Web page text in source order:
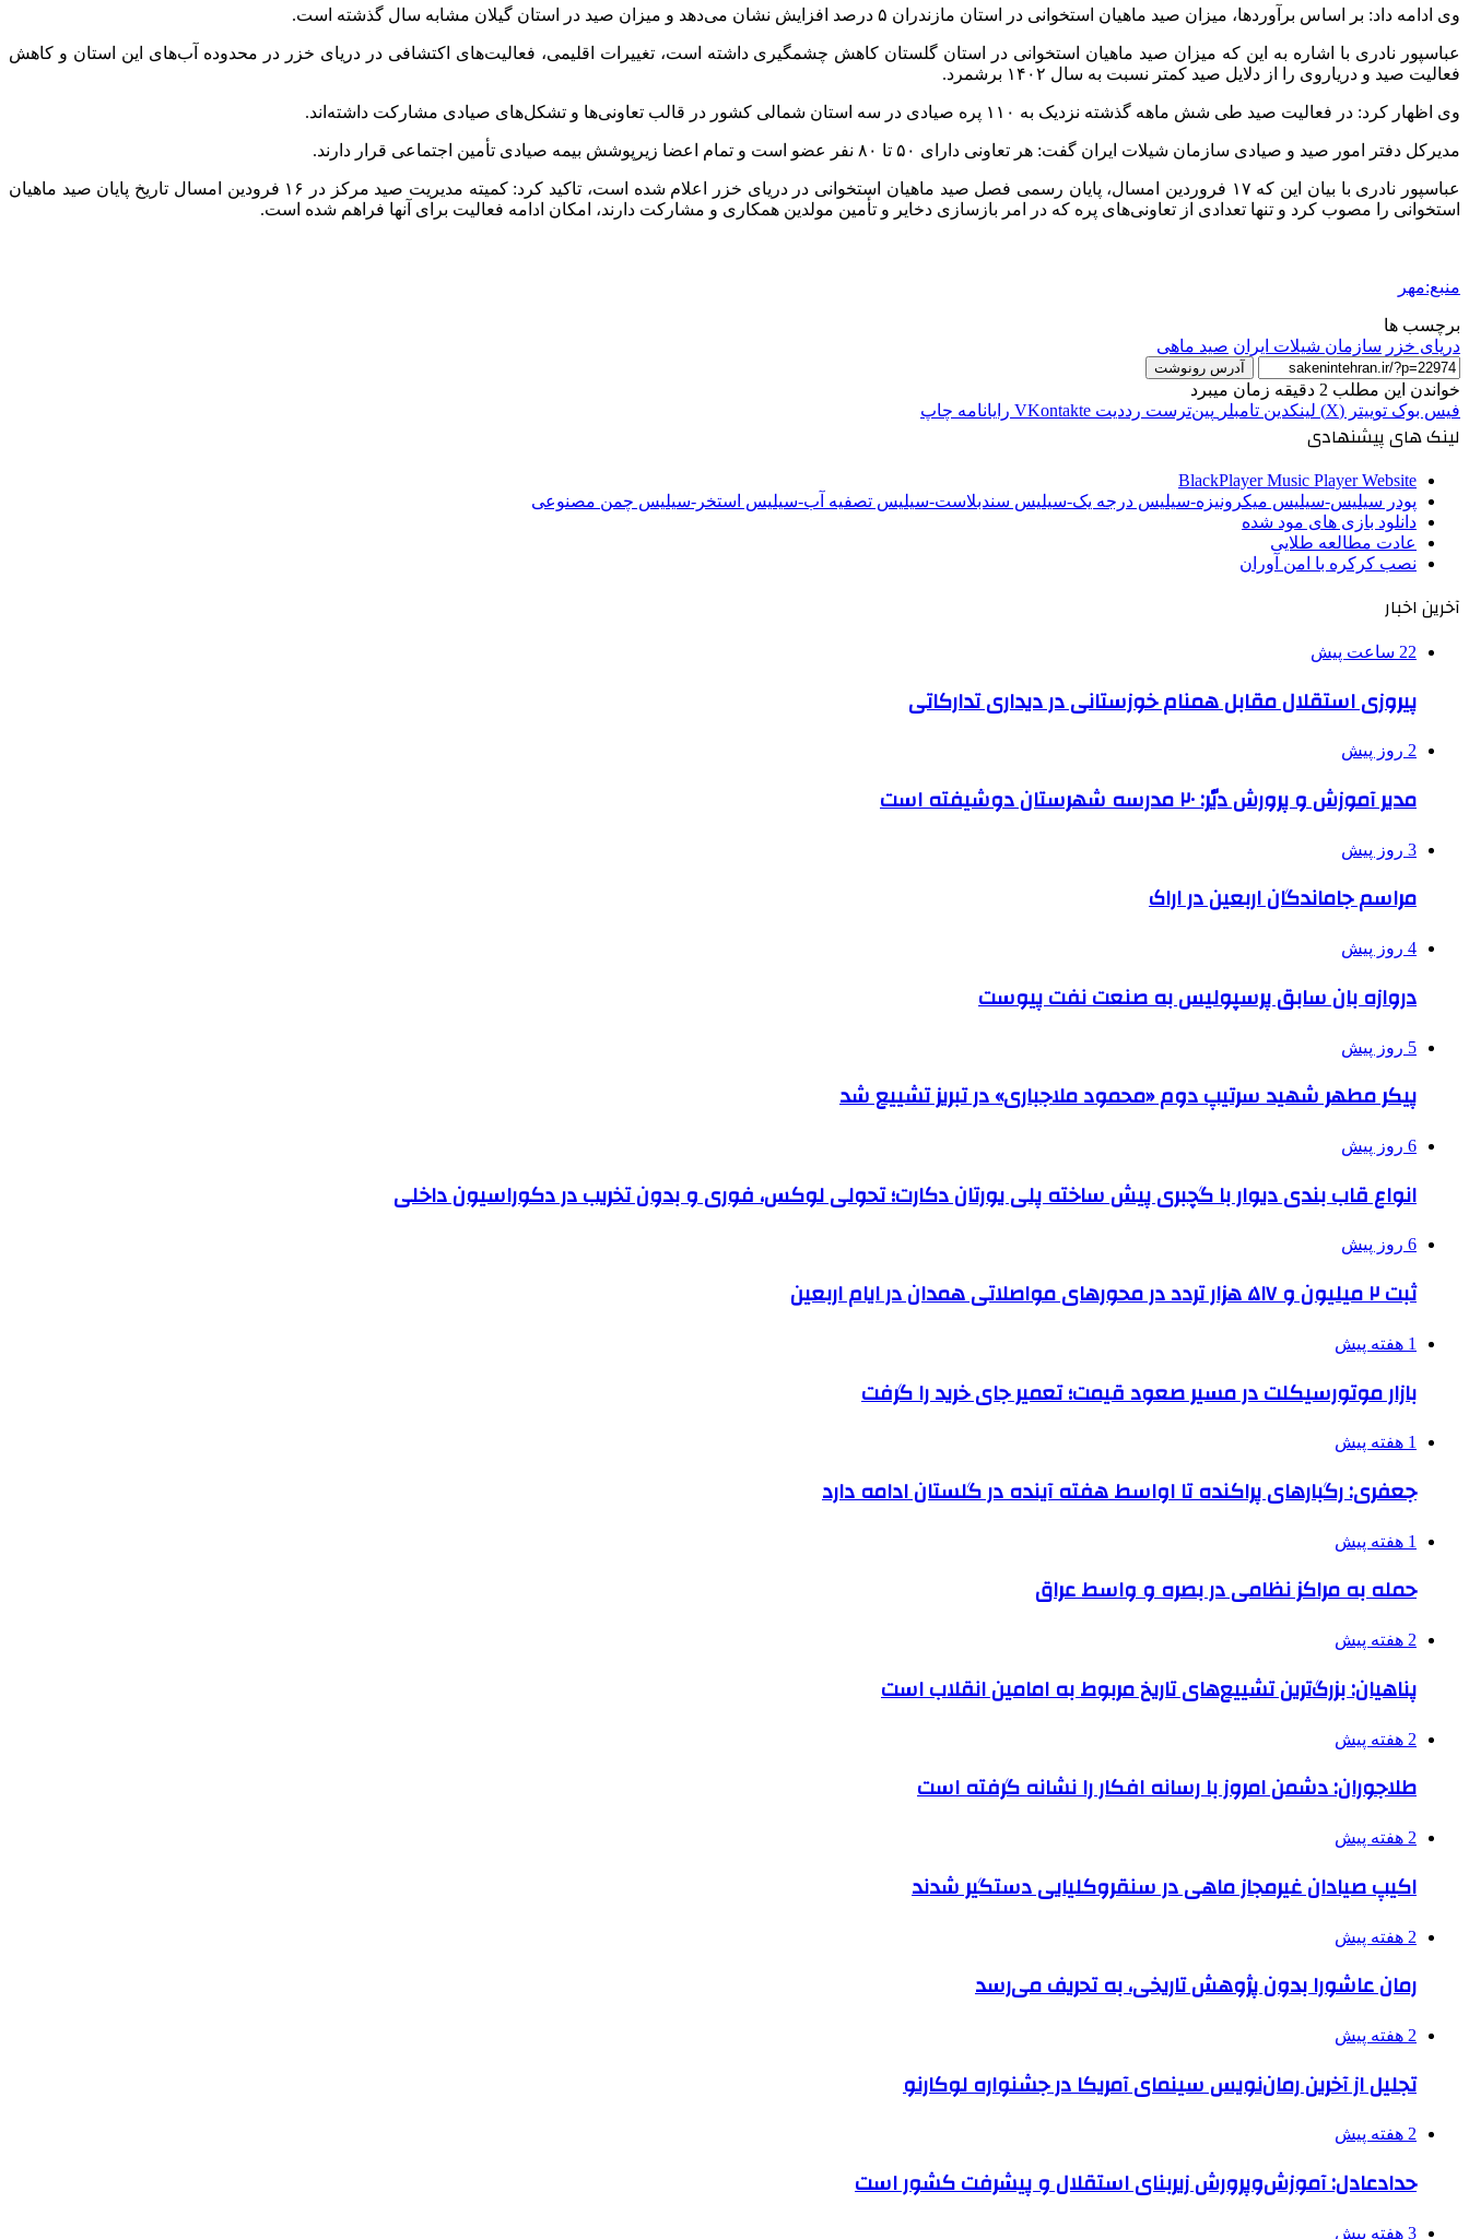
وی ادامه داد: بر اساس برآوردها، میزان صید ماهیان استخوانی در استان مازندران ۵ درصد افزایش نشان می‌دهد و میزان صید در استان گیلان مشابه سال گذشته است.
عباسپور نادری با اشاره به این که میزان صید ماهیان استخوانی در استان گلستان کاهش چشمگیری داشته است، تغییرات اقلیمی، فعالیت‌های اکتشافی در دریای خزر در محدوده آب‌های این استان و کاهش
فعالیت صید و دریاروی را از دلایل صید کمتر نسبت به سال ۱۴۰۲ برشمرد.
وی اظهار کرد: در فعالیت صید طی شش ماهه گذشته نزدیک به ۱۱۰ پره صیادی در سه استان شمالی کشور در قالب تعاونی‌ها و تشکل‌های صیادی مشارکت داشته‌اند.
مدیرکل دفتر امور صید و صیادی سازمان شیلات ایران گفت: هر تعاونی دارای ۵۰ تا ۸۰ نفر عضو است و تمام اعضا زیرپوشش بیمه صیادی تأمین اجتماعی قرار دارند.
عباسپور نادری با بیان این که ۱۷ فروردین امسال، پایان رسمی فصل صید ماهیان استخوانی در دریای خزر اعلام شده است، تاکید کرد: کمیته مدیریت صید مرکز در ۱۶ فرودین امسال تاریخ پایان صید ماهیان
استخوانی را مصوب کرد و تنها تعدادی از تعاونی‌های پره که در امر بازسازی دخایر و تأمین مولدین همکاری و مشارکت دارند، امکان ادامه فعالیت برای آنها فراهم شده است.
منبع:مهر
برچسب ها
دریای خزر سازمان شیلات ایران صید ماهی
آدرس رونوشت
خواندن این مطلب 2 دقیقه زمان میبرد
فیس بوک توییتر (X) لینکدین ‫تامبلر ‫پین‌ترست ‫رددیت ‫VKontakte رایانامه چاپ
لینک های پیشنهادی
BlackPlayer Music Player Website
پودر سیلیس-سیلیس میکرونیزه-سیلیس درجه یک-سیلیس سندبلاست-سیلیس تصفیه آب-سیلیس استخر-سیلیس چمن مصنوعی
دانلود بازی های مود شده
عادت مطالعه طلایی
نصب کرکره با امن آوران
آخرین اخبار
22 ساعت پیش
پیروزی استقلال مقابل همنام خوزستانی در دیداری تدارکاتی
2 روز پیش
مدیر آموزش و پرورش دیّر: ۲۰ مدرسه شهرستان دوشیفته است
3 روز پیش
مراسم جاماندگان اربعین در اراک
4 روز پیش
دروازه بان سابق پرسپولیس به صنعت نفت پیوست
5 روز پیش
پیکر مطهر شهید سرتیپ دوم «محمود ملاجباری» در تبریز تشییع شد
6 روز پیش
انواع قاب بندی دیوار با گچبری پیش ساخته پلی یورتان دکارت؛ تحولی لوکس، فوری و بدون تخریب در دکوراسیون داخلی
6 روز پیش
ثبت ۲ میلیون و ۵۱۷ هزار تردد در محورهای مواصلاتی همدان در ایام اربعین
1 هفته پیش
بازار موتورسیکلت در مسیر صعود قیمت؛ تعمیر جای خرید را گرفت
1 هفته پیش
جعفری: رگبارهای پراکنده تا اواسط هفته آینده در گلستان ادامه دارد
1 هفته پیش
حمله به مراکز نظامی در بصره و واسط عراق
2 هفته پیش
پناهیان: بزرگ‌ترین تشییع‌های تاریخ مربوط به امامین انقلاب است
2 هفته پیش
طلاجوران: دشمن امروز با رسانه افکار را نشانه گرفته است
2 هفته پیش
اکیپ صیادان غیرمجاز ماهی در سنقروکلیایی دستگیر شدند
2 هفته پیش
رمان عاشورا بدون پژوهش تاریخی، به تحریف می‌رسد
2 هفته پیش
تجلیل از آخرین رمان‌نویس سینمای آمریکا در جشنواره لوکارنو
2 هفته پیش
حدادعادل: آموزش‌وپرورش زیربنای استقلال و پیشرفت کشور است
3 هفته پیش